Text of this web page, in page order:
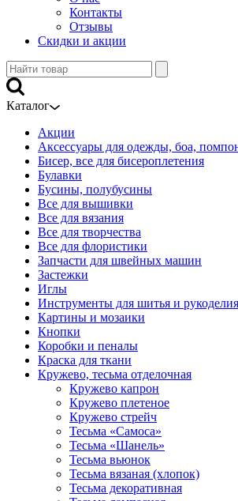
Контакты
Отзывы
Скидки и акции
Каталог
Акции
Аксессуары для одежды, боа,
Бисер, все для бисероплетения
Булавки
Бусины, полубусины
Все для вышивки
Все для вязания
Все для творчества
Все для флористики
Запчасти для швейных машин
Застежки
Иглы
Инструменты для шитья и рукоделия
Картины и мозаики
Кнопки
Коробки и пеналы
Краска для ткани
Кружево, тесьма отделочная
Кружево капрон
Кружево плетеное
Кружево стрейч
Тесьма «Самоса»
Тесьма «Шанель»
Тесьма вьюнок
Тесьма вязаная (хлопок)
Тесьма декоративная